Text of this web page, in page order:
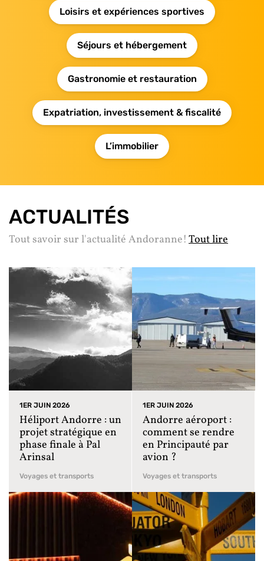
Loisirs et expériences sportives
Séjours et hébergement
Gastronomie et restauration
Expatriation, investissement & fiscalité
L’immobilier
ACTUALITÉS
Tout savoir sur l'actualité Andoranne! Tout lire
1ER JUIN 2026
Héliport Andorre : un
projet stratégique en
phase finale à Pal
Arinsal
Voyages et transports
1ER JUIN 2026
Andorre aéroport :
comment se rendre
en Principauté par
avion ?
Voyages et transports